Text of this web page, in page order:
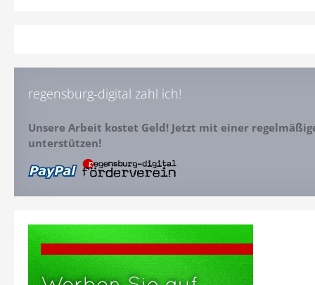
regensburg-digital zahl ich!
Unsere Arbeit kostet Geld! Jetzt mit einer
unterstützen!